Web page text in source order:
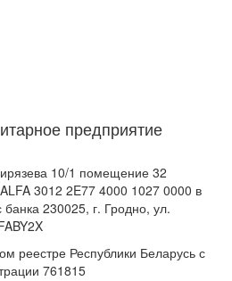
предприятие
10/1 помещение 32
3012 2E77 4000 1027 0000 в
230025, г. Гродно, ул.
реестре Республики Беларусь с
761815